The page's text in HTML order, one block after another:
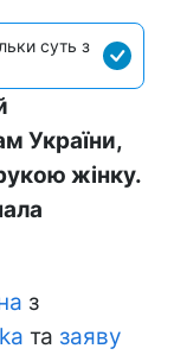
суть з
України,
жінку.
з
та заяву